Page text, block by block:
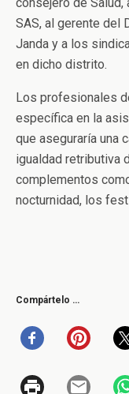
SAS, al gerente del
Janda y a los
en dicho distrito.
Los profesionales
específica en la
que aseguraría una
igualdad retributiva
complementos
nocturnidad, los
Compártelo …